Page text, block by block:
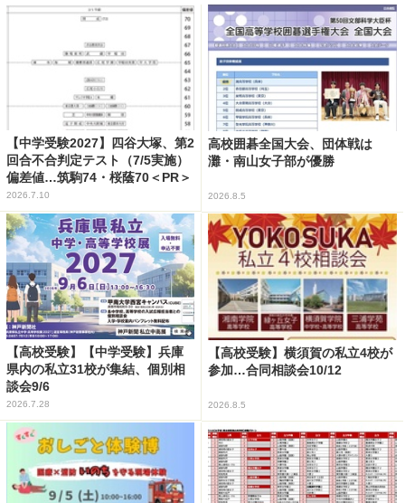
【中学受験2027】四谷大塚、第2
回合不合判定テスト（7/5実施）
偏差値…筑駒74・桜蔭70＜PR＞
2026.7.10
高校囲碁全国大会、団体戦は
灘・南山女子部が優勝
2026.8.5
【高校受験】【中学受験】兵庫
県内の私立31校が集結、個別相
談会9/6
2026.7.28
【高校受験】横須賀の私立4校が
参加…合同相談会10/12
2026.8.5